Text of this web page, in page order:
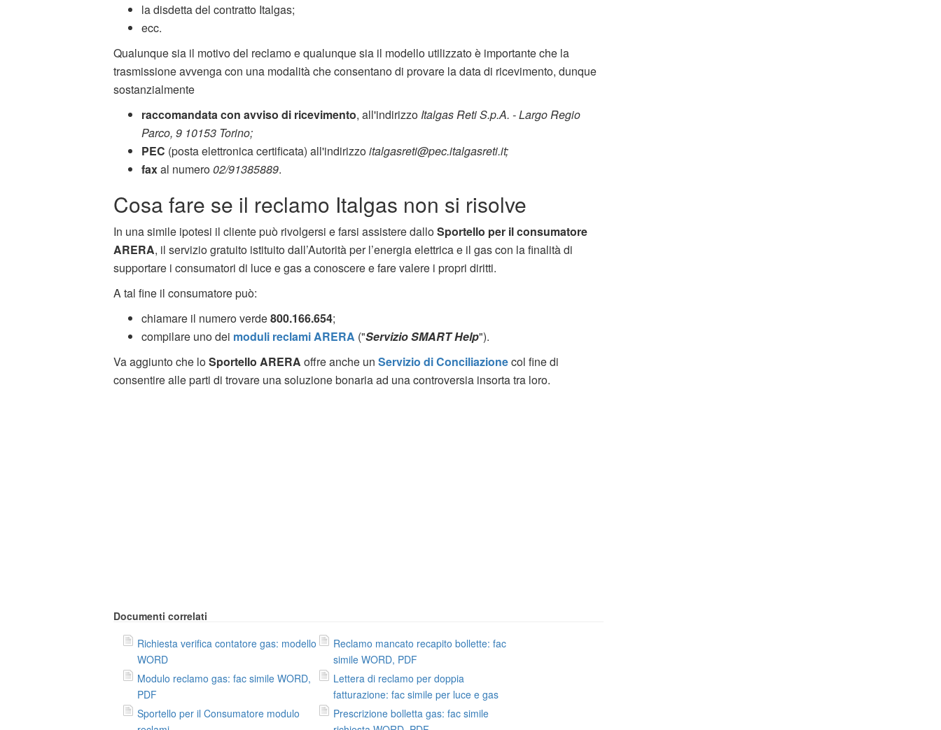
la disdetta del contratto Italgas;
ecc.
Qualunque sia il motivo del reclamo e qualunque sia il modello utilizzato è importante che la
trasmissione avvenga con una modalità che consentano di provare la data di ricevimento, dunque
sostanzialmente
raccomandata con avviso di ricevimento, all'indirizzo Italgas Reti S.p.A. - Largo Regio
Parco, 9 10153 Torino;
PEC (posta elettronica certificata) all'indirizzoitalgasreti@pec.italgasreti.it;
faxal numero02/91385889.
Cosa fare se il reclamo Italgas non si risolve
In una simile ipotesi il cliente può rivolgersi e farsi assistere dalloSportello per il consumatore
ARERA, il servizio gratuito istituito dall’Autorità per l’energia elettrica e il gas con la finalità di
supportare i consumatori di luce e gas a conoscere e fare valere i propri diritti.
A tal fine il consumatore può:
chiamare il numero verde800.166.654;
compilare uno dei moduli reclami ARERA ("Servizio SMART Help").
Va aggiunto che loSportello ARERA offre anche un Servizio di Conciliazionecol fine di
consentire alle parti di trovare una soluzione bonaria ad una controversia insorta tra loro.
Documenti correlati
Richiesta verifica contatore gas: modello
WORD
Reclamo mancato recapito bollette: fac
simile WORD, PDF
Modulo reclamo gas: fac simile WORD,
PDF
Lettera di reclamo per doppia
fatturazione: fac simile per luce e gas
Sportello per il Consumatore modulo
Prescrizione bolletta gas: fac simile